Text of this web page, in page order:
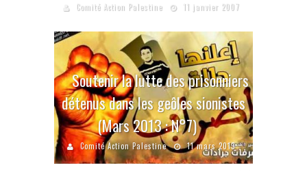
Comité Action Palestine 11 janvier 2007
Soutenir la lutte des prisonniers
détenus dans les geôles sionistes
(Mars 2013 : N°7)
Comité Action Palestine 11 mars 2013